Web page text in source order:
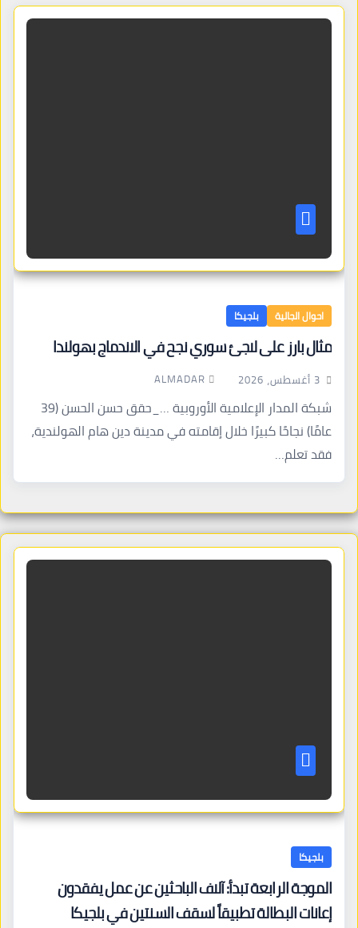
احوال الجالية بلجيكا
مثال بارز على لاجئ سوري نجح في الاندماج بهولندا
3 أغسطس، 2026 ALMADAR
شبكة المدار الإعلامية الأوروبية …_حقق حسن الحسن (39
عامًا) نجاحًا كبيرًا خلال إقامته في مدينة دين هام الهولندية،
فقد تعلم…
بلجيكا
الموجة الرابعة تبدأ: آلاف الباحثين عن عمل يفقدون
إعانات البطالة تطبيقاً لسقف السنتين في بلجيكا